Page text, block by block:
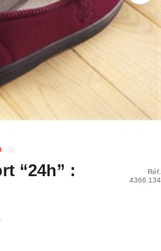
“24h” :
Réf.
4366.134